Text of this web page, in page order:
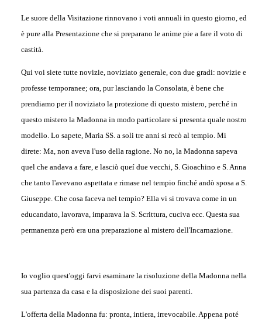
Le suore della Visitazione rinnovano i voti annuali in questo giorno, ed
è pure alla Presentazione che si preparano le anime pie a fare il voto di
castità.
Qui voi siete tutte novizie, noviziato generale, con due gradi: novizie e
professe temporanee; ora, pur lasciando la Consolata, è bene che
prendiamo per il noviziato la protezione di questo mistero, perché in
questo mistero la Madonna in modo particolare si presenta quale nostro
modello. Lo sapete, Maria SS. a soli tre anni si recò al tempio. Mi
direte: Ma, non aveva l'uso della ragione. No no, la Madonna sapeva
quel che andava a fare, e lasciò queí due vecchi, S. Gioachino e S. Anna
che tanto l'avevano aspettata e rimase nel tempio finché andò sposa a S.
Giuseppe. Che cosa faceva nel tempio? Ella vi si trovava come in un
educandato, lavorava, imparava la S. Scrittura, cuciva ecc. Questa sua
permanenza però era una preparazione al mistero dell'Incarnazione.
Io voglio quest'oggi farvi esaminare la risoluzione della Madonna nella
sua partenza da casa e la disposizione dei suoi parenti.
L'offerta della Madonna fu: pronta, intiera, irrevocabile. Appena poté